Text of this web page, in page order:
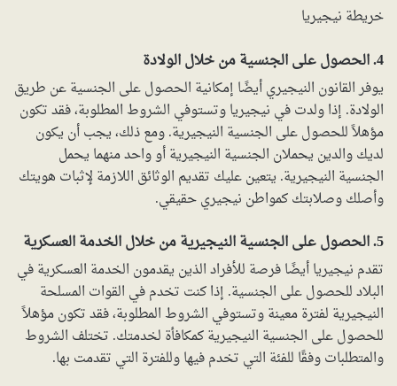
خريطة نيجيريا
4. الحصول على الجنسية من خلال الولادة
يوفر القانون النيجيري أيضًا إمكانية الحصول على الجنسية عن طريق
الولادة. إذا ولدت في نيجيريا وتستوفي الشروط المطلوبة، فقد تكون
مؤهلاً للحصول على الجنسية النيجيرية. ومع ذلك، يجب أن يكون
لديك والدين يحملان الجنسية النيجيرية أو واحد منهما يحمل
الجنسية النيجيرية. يتعين عليك تقديم الوثائق اللازمة لإثبات هويتك
وأصلك وصلابتك كمواطن نيجيري حقيقي.
5. الحصول على الجنسية النيجيرية من خلال الخدمة العسكرية
تقدم نيجيريا أيضًا فرصة للأفراد الذين يقدمون الخدمة العسكرية في
البلاد للحصول على الجنسية. إذا كنت تخدم في القوات المسلحة
النيجيرية لفترة معينة وتستوفي الشروط المطلوبة، فقد تكون مؤهلاً
للحصول على الجنسية النيجيرية كمكافأة لخدمتك. تختلف الشروط
والمتطلبات وفقًا للفئة التي تخدم فيها وللفترة التي تقدمت بها.